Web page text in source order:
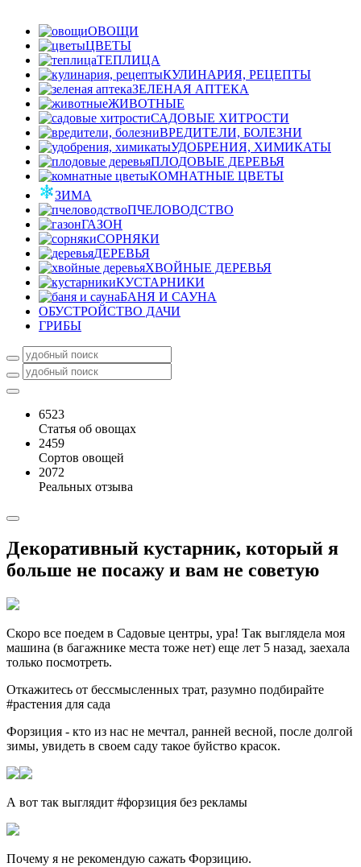
ОВОЩИ
ЦВЕТЫ
ТЕПЛИЦА
КУЛИНАРИЯ, РЕЦЕПТЫ
ЗЕЛЕНАЯ АПТЕКА
ЖИВОТНЫЕ
САДОВЫЕ ХИТРОСТИ
ВРЕДИТЕЛИ, БОЛЕЗНИ
УДОБРЕНИЯ, ХИМИКАТЫ
ПЛОДОВЫЕ ДЕРЕВЬЯ
КОМНАТНЫЕ ЦВЕТЫ
ЗИМА
ПЧЕЛОВОДСТВО
ГАЗОН
СОРНЯКИ
ДЕРЕВЬЯ
ХВОЙНЫЕ ДЕРЕВЬЯ
КУСТАРНИКИ
БАНЯ И САУНА
ОБУСТРОЙСТВО ДАЧИ
ГРИБЫ
6523
Статья об овощах
2459
Сортов овощей
2072
Реальных отзыва
Декоративный кустарник, который я
больше не посажу и вам не советую
Скоро все поедем в Садовые центры, ура! Так выглядела моя
машина (в багажнике места тоже нет) еще лет 5 назад, заехала
только посмотреть.
Откажитесь от бессмысленных трат, разумно подбирайте
#растения для сада
Форзиция - кто из нас не мечтал, ранней весной, после долгой
зимы, увидеть в своем саду такое буйство красок.
А вот так выглядит #форзиция без рекламы
Почему я не рекомендую сажать Форзицию.